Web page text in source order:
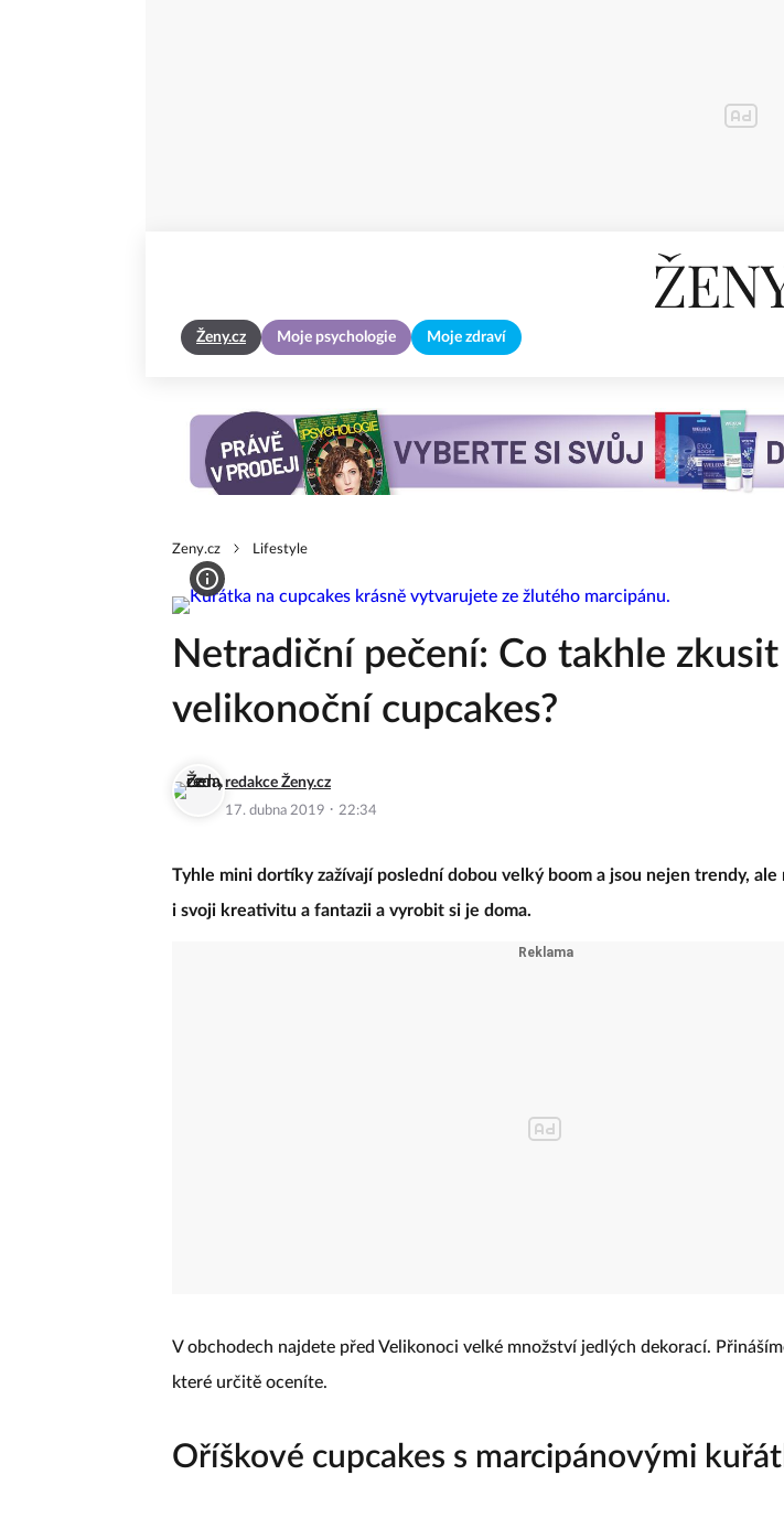
Ženy.cz Moje psychologie Moje zdraví
Zeny.cz Lifestyle
Netradiční pečení: Co takhle zkusit
velikonoční cupcakes?
redakce Ženy.cz
17. dubna 2019 · 22:34
Tyhle mini dortíky zažívají poslední dobou velký boom a jsou nejen trendy, ale
i svoji kreativitu a fantazii a vyrobit si je doma.
V obchodech najdete před Velikonoci velké množství jedlých dekorací.
které určitě oceníte.
Oříškové cupcakes s marcipánovými